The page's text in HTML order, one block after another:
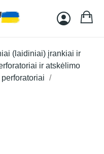
(laidiniai) įrankiai ir
ir atskėlimo